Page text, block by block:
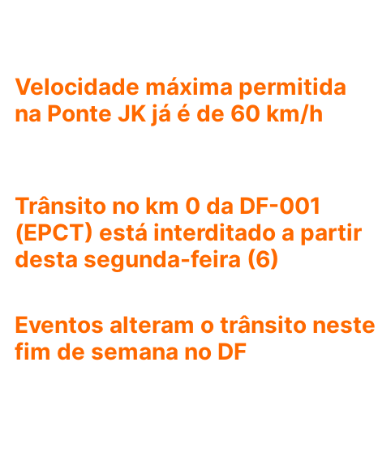
Velocidade máxima permitida
na Ponte JK já é de 60 km/h
Trânsito no km 0 da DF-001
(EPCT) está interditado a partir
desta segunda-feira (6)
Eventos alteram o trânsito neste
fim de semana no DF